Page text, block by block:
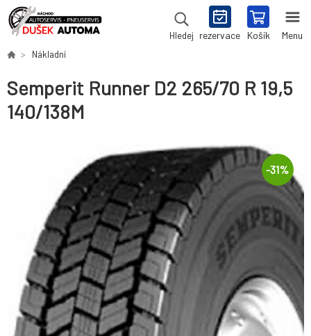
Hledej rezervace Košík Menu
Nákladní
Semperit Runner D2 265/70 R 19,5
140/138M
-31%